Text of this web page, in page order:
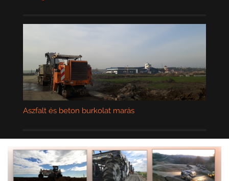
Aszfalt és beton burkolat marás